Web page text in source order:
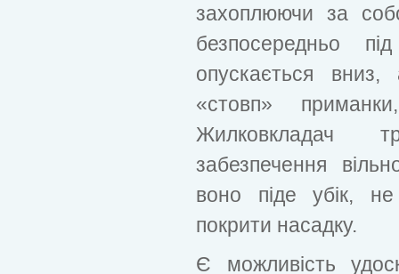
захоплюючи за
безпосередньо
опускається
«стовп»
Жилковкладач
забезпечення
воно піде убік,
покрити насадку.
Є можливість